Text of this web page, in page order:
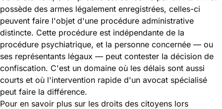
possède des armes légalement enregistrées, celles-ci
peuvent faire l'objet d'une procédure administrative
distincte. Cette procédure est indépendante de la
procédure psychiatrique, et la personne concernée — ou
ses représentants légaux — peut contester la décision de
confiscation. C'est un domaine où les délais sont aussi
courts et où l'intervention rapide d'un avocat spécialisé
peut faire la différence.
Pour en savoir plus sur les droits des citoyens lors